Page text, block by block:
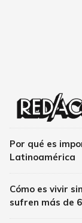
Por qué es
Latinoamérica
Cómo es vivir
sufren más de